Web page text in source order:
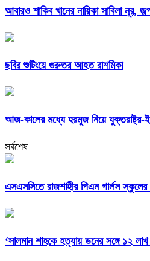
আবারও শাকিব খানের নায়িকা সাবিলা নূর,
ছবির শুটিংয়ে গুরুতর আহত রাশমিকা
আজ-কালের মধ্যে হরমুজ নিয়ে যুক্তরাষ্ট্র-
সর্বশেষ
এসএসসিতে রাজশাহীর পিএন গার্লস স্কুলের
‘সালমান শাহকে হত্যায় ডনের সঙ্গে ১২ লাখ